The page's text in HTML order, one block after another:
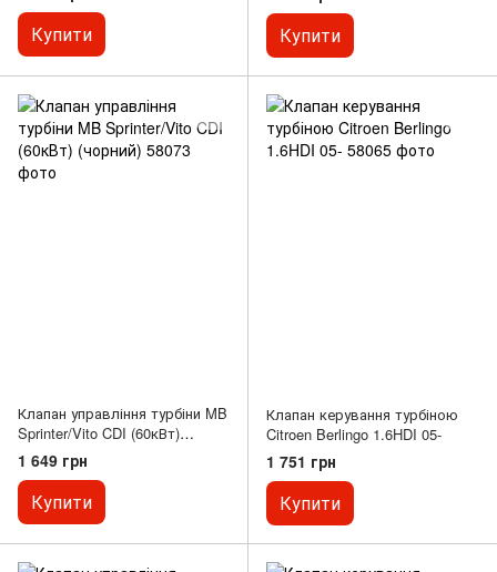
Купити Купити
Клапан управління турбіни MB
Sprinter/Vito CDI (60кВт)
(чорний)
1 649 грн
Купити
Клапан керування турбіною
Citroen Berlingo 1.6HDI 05-
1 751 грн
Купити